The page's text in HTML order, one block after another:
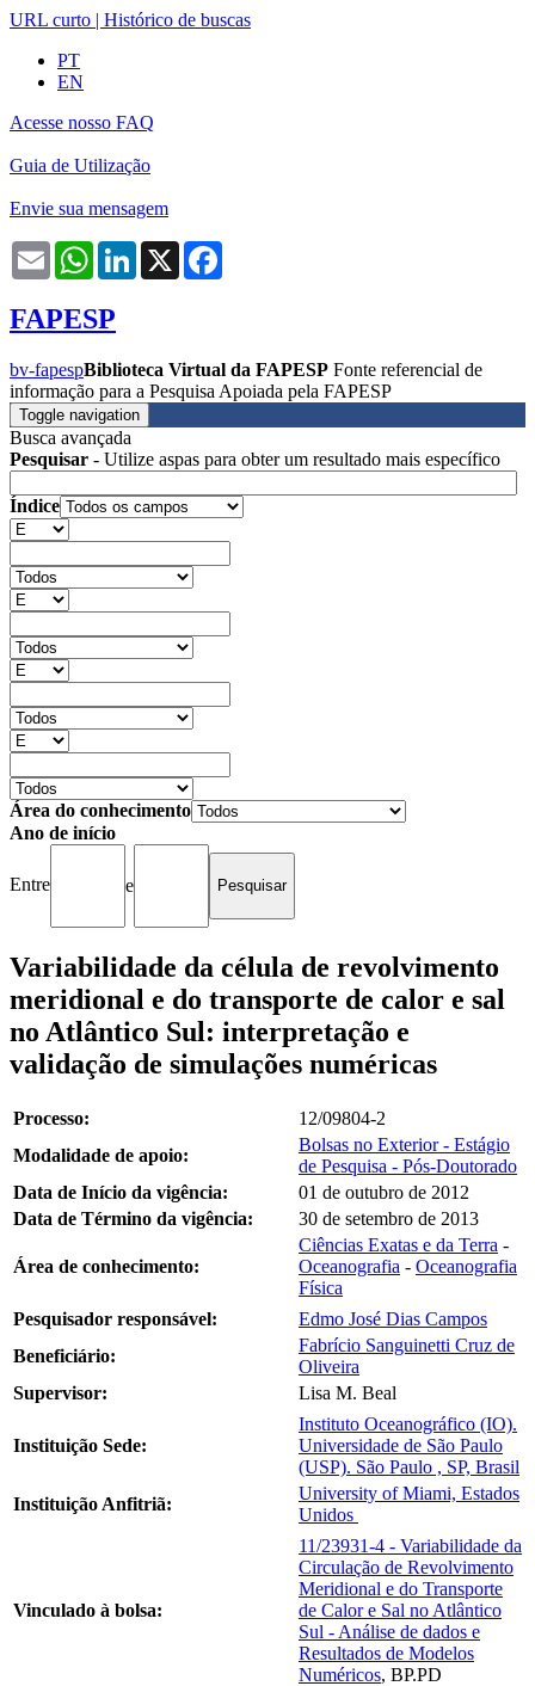
URL curto | Histórico de buscas
PT
EN
Acesse nosso FAQ
Guia de Utilização
Envie sua mensagem
Email WhatsAppLinkedIn
X
FAPESP
bv-fapespBiblioteca Virtual da FAPESP Fonte referencial de
informação para a Pesquisa Apoiada pela FAPESP
Toggle navigation
Busca avançada
Pesquisar - Utilize aspas para obter um resultado mais específico
Índice
Área do conhecimento
Ano de início
Entre e
Variabilidade da célula de revolvimento
meridional e do transporte de calor e sal
no Atlântico Sul: interpretação e
validação de simulações numéricas
Processo:
12/09804-2
Modalidade de apoio:
Bolsas no Exterior - Estágio
de Pesquisa - Pós-Doutorado
Data de Início da vigência:
01 de outubro de 2012
Data de Término da vigência:
30 de setembro de 2013
Área de conhecimento:
Ciências Exatas e da Terra -
Oceanografia - Oceanografia
Física
Pesquisador responsável:
Edmo José Dias Campos
Beneficiário:
Fabrício Sanguinetti Cruz de
Oliveira
Supervisor:
Lisa M. Beal
Instituição Sede:
Instituto Oceanográfico (IO).
Universidade de São Paulo
(USP). São Paulo , SP, Brasil
Instituição Anfitriã:
University of Miami, Estados
Unidos
Vinculado à bolsa:
11/23931-4 - Variabilidade da
Circulação de Revolvimento
Meridional e do Transporte
de Calor e Sal no Atlântico
Sul - Análise de dados e
Resultados de Modelos
Numéricos, BP.PD